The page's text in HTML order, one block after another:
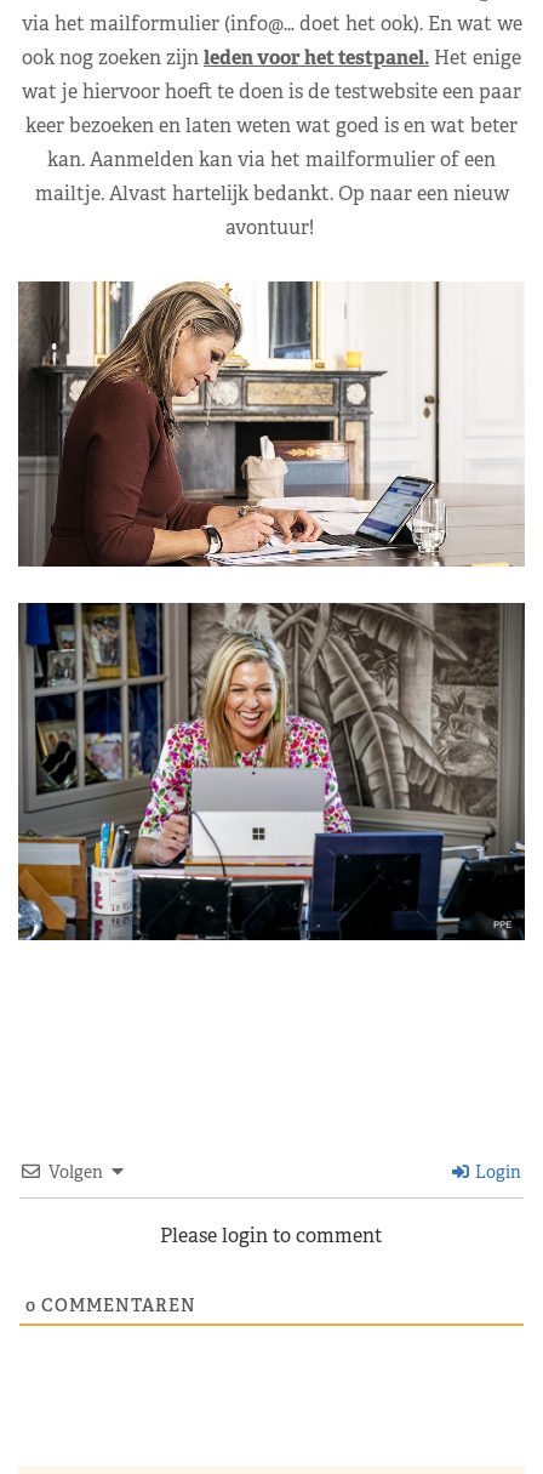
via het mailformulier (info@… doet het ook). En wat we
ook nog zoeken zijnleden voor het testpanel. Het enige
wat je hiervoor hoeft te doen is de testwebsite een paar
keer bezoeken en laten weten wat goed is en wat beter
kan. Aanmelden kan via het mailformulier of een
mailtje. Alvast hartelijk bedankt. Op naar een nieuw
avontuur!
Volgen Login
Please login to comment
0 COMMENTAREN